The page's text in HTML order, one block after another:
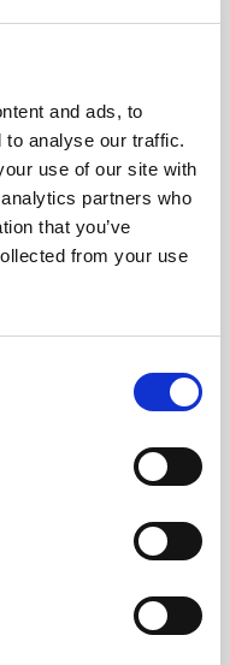
and ads, to
to analyse our traffic.
use of our site with
partners who
that you’ve
from your use
se
en
ESD, lo